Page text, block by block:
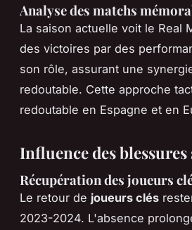
Analyse des matchs
La saison actuelle voit le Real
des victoires par des
son rôle, assurant une
redoutable. Cette approche
redoutable en Espagne et en
Influence des
Récupération des joueurs
Le retour de joueurs clés
2023-2024. L'absence